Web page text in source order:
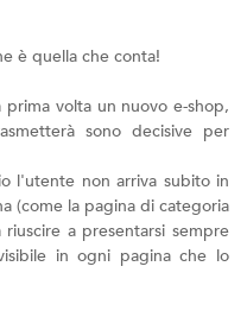
è quella che conta!
volta un nuovo e-shop,
sono decisive per
l'utente non arriva subito in
(come la pagina di categoria
a presentarsi sempre
in ogni pagina che lo